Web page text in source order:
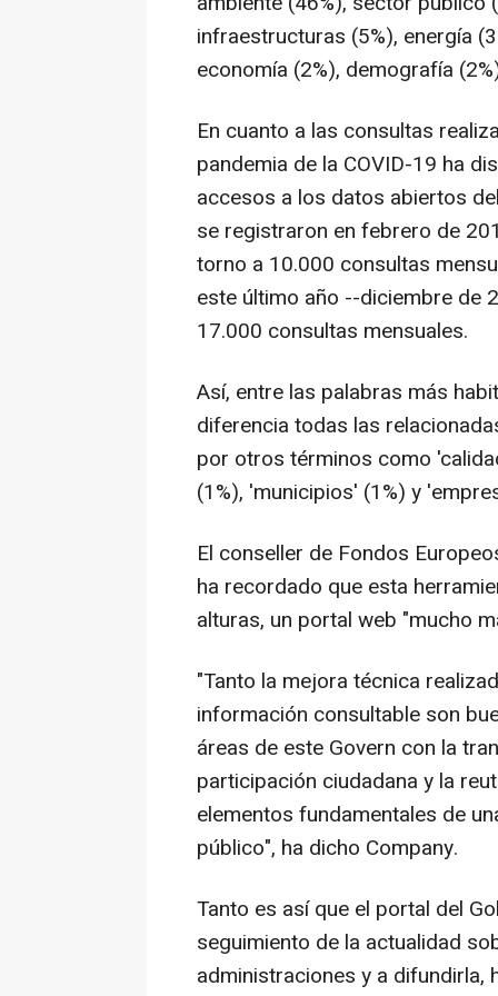
infraestructuras (5%), energía
economía (2%), demografía
En cuanto a las consultas
pandemia de la COVID-19 ha
accesos a los datos abiertos
se registraron en febrero de
torno a 10.000 consultas
este último año --diciembre de
17.000 consultas mensuales.
Así, entre las palabras más
diferencia todas las
por otros términos como
(1%), 'municipios' (1%) y
El conseller de Fondos
ha recordado que esta
alturas, un portal web "mucho
"Tanto la mejora técnica
información consultable son
áreas de este Govern con la
participación ciudadana y la
elementos fundamentales de
público", ha dicho Company.
Tanto es así que el portal del
seguimiento de la actualidad
administraciones y a difundirla,